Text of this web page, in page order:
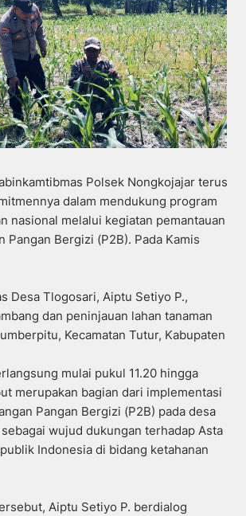
Polsek Nongkojajar terus
dalam mendukung program
nasional melalui kegiatan pemantauan
Pangan Bergizi (P2B). Pada Kamis
Desa Tlogosari, Aiptu Setiyo P.,
dan peninjauan lahan tanaman
Kecamatan Tutur, Kabupaten
mulai pukul 11.20 hingga
merupakan bagian dari implementasi
Pangan Bergizi (P2B) pada desa
wujud dukungan terhadap Asta
Indonesia di bidang ketahanan
Aiptu Setiyo P. berdialog